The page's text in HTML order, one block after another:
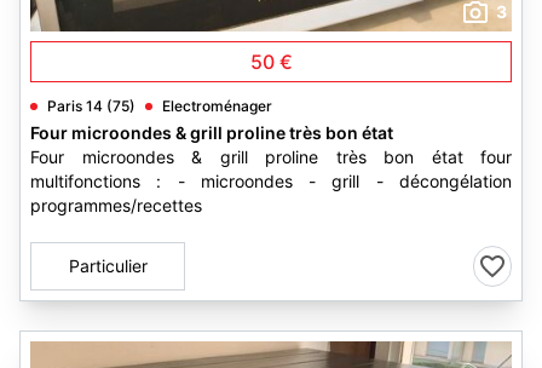
3
50 €
Paris 14 (75) Electroménager
Four microondes & grill proline très bon état
Four microondes & grill proline très bon état four
multifonctions : - microondes - grill - décongélation
programmes/recettes
Particulier